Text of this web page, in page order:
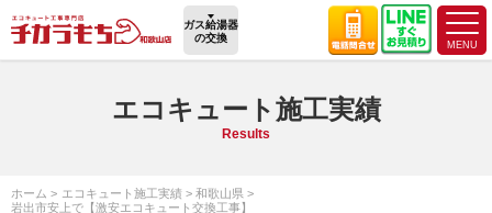
ガス給湯器
の交換
エコキュート施工実績
Results
ホーム エコキュート施工実績
和歌山県
岩出市安上で【激安エコキュート交換工事】